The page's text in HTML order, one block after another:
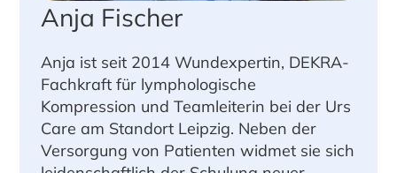
Anja Fischer
Anja ist seit 2014 Wundexpertin, DEKRA-
Fachkraft für lymphologische
Kompression und Teamleiterin bei der Urs
Care am Standort Leipzig. Neben der
Versorgung von Patienten widmet sie sich